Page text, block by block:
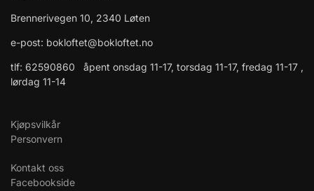
Brennerivegen 10, 2340 Løten
e-post: bokloftet@bokloftet.no
tlf: 62590860 åpent onsdag 11-17, torsdag 11-17, fredag 11-17 ,
lørdag 11-14
Kjøpsvilkår
Personvern
Kontakt oss
Facebookside